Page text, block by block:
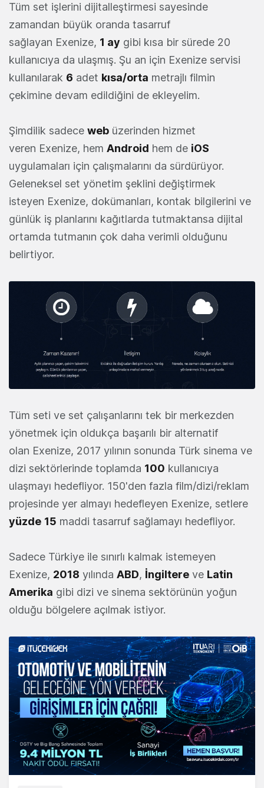
Tüm set işlerini dijitalleştirmesi sayesinde
zamandan büyük oranda tasarruf
sağlayan Exenize, 1 ay gibi kısa bir sürede 20
kullanıcıya da ulaşmış. Şu an için Exenize servisi
kullanılarak 6 adet kısa/orta metrajlı filmin
çekimine devam edildiğini de ekleyelim.
Şimdilik sadece web üzerinden hizmet
veren Exenize, hem Android hem de iOS
uygulamaları için çalışmalarını da sürdürüyor.
Geleneksel set yönetim şeklini değiştirmek
isteyen Exenize, dokümanları, kontak bilgilerini ve
günlük iş planlarını kağıtlarda tutmaktansa dijital
ortamda tutmanın çok daha verimli olduğunu
belirtiyor.
Tüm seti ve set çalışanlarını tek bir merkezden
yönetmek için oldukça başarılı bir alternatif
olan Exenize, 2017 yılının sonunda Türk sinema ve
dizi sektörlerinde toplamda 100 kullanıcıya
ulaşmayı hedefliyor. 150'den fazla film/dizi/reklam
projesinde yer almayı hedefleyen Exenize, setlere
yüzde 15 maddi tasarruf sağlamayı hedefliyor.
Sadece Türkiye ile sınırlı kalmak istemeyen
Exenize, 2018 yılında ABD, İngiltere ve Latin
Amerika gibi dizi ve sinema sektörünün yoğun
olduğu bölgelere açılmak istiyor.